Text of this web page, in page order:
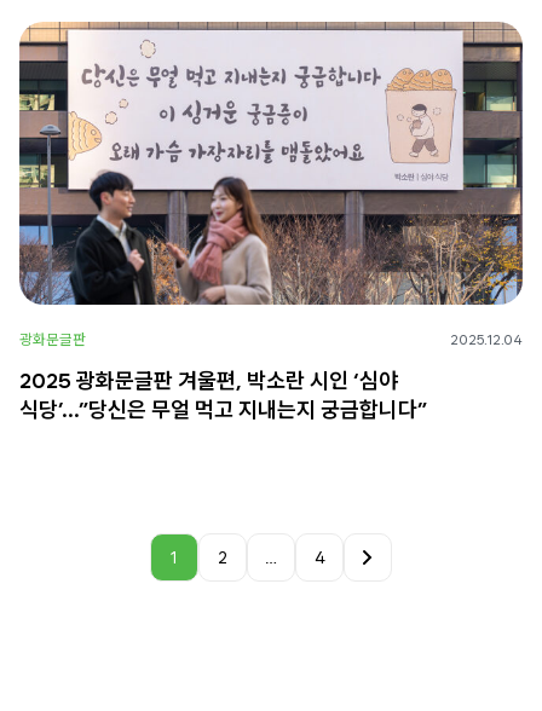
광화문글판 2025.12.04
2025 광화문글판 겨울편, 박소란 시인 ‘심야
식당’…”당신은 무얼 먹고 지내는지 궁금합니다”
1 2 4